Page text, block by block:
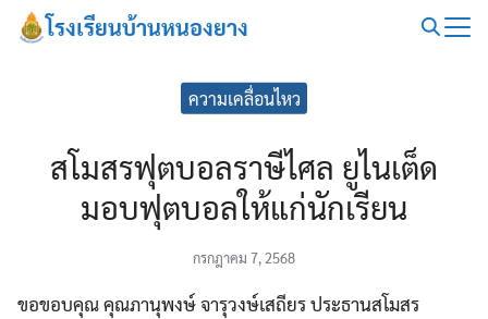
Skip
โรงเรียนบ้านหนองยาง
ความเคลื่อนไหว
สโมสรฟุตบอลราษีไศล ยูไนเต็ด
มอบฟุตบอลให้แก่นักเรียน
กรกฎาคม 7, 2568
ขอขอบคุณ คุณภานุพงษ์ จารุวงษ์เสถียร ประธานสโมสร